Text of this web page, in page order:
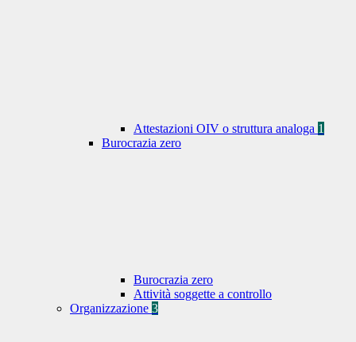
Attestazioni OIV o struttura analoga 1
Burocrazia zero
Burocrazia zero
Attività soggette a controllo
Organizzazione 3